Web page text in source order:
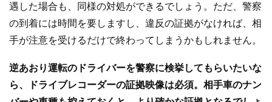
遇した場合も、同様の対処ができるでしょう。ただ、警察
の到着には時間を要しますし、違反の証拠がなければ、相
手が注意を受けるだけで終わってしまうかもしれません。
逆あおり運転のドライバーを警察に検挙してもらいたいな
ら、ドライブレコーダーの証拠映像は必須。相手車のナン